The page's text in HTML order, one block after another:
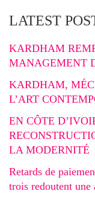
LATEST
KARDHAM
MANAGEMENT
KARDHAM,
L’ART
EN CÔTE
LA MODERNITÉ
Retards de
trois redoutent une